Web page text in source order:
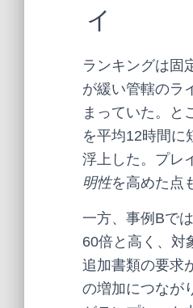
ィ
ランキングは固
が緩い管轄のラ
まっていた。と
を平均12時間に
浮上した。プレ
明性を高めた点
一方、事例Bで
60倍と高く、対
追加書類の要求
の増加につなが